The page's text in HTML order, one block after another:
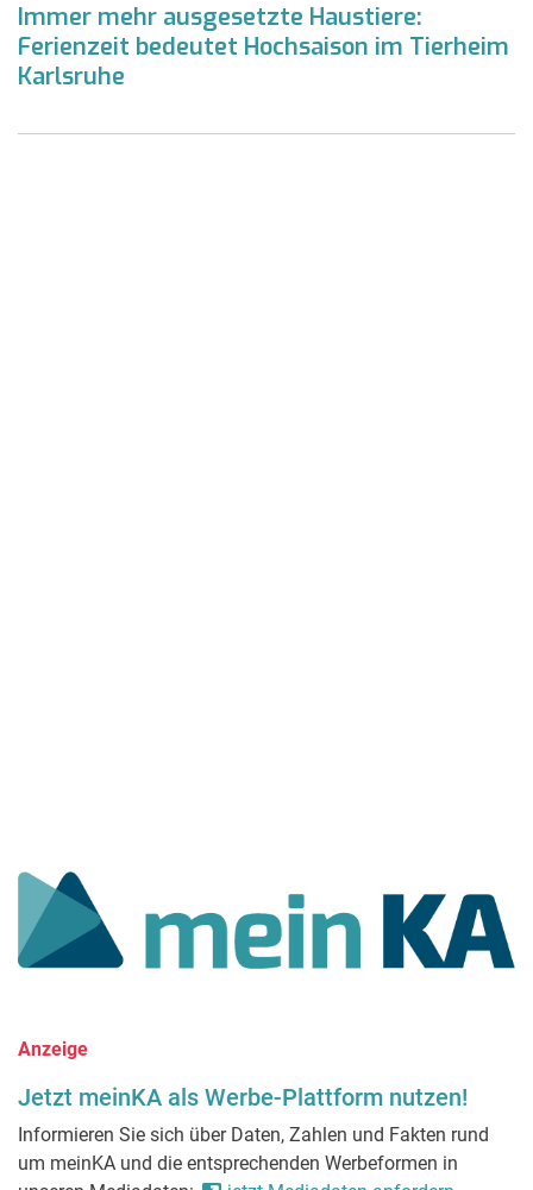
Immer mehr ausgesetzte Haustiere:
Ferienzeit bedeutet Hochsaison im Tierheim
Karlsruhe
Anzeige
Jetzt meinKA als Werbe-Plattform nutzen!
Informieren Sie sich über Daten, Zahlen und Fakten rund
um meinKA und die entsprechenden Werbeformen in